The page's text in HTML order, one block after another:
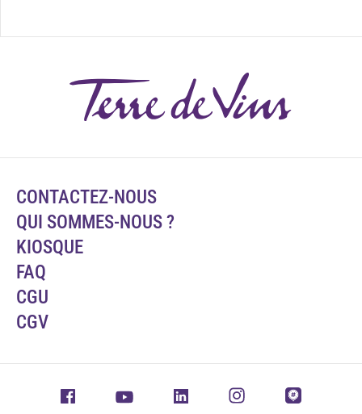
CONTACTEZ-NOUS
QUI SOMMES-NOUS ?
KIOSQUE
FAQ
CGU
CGV